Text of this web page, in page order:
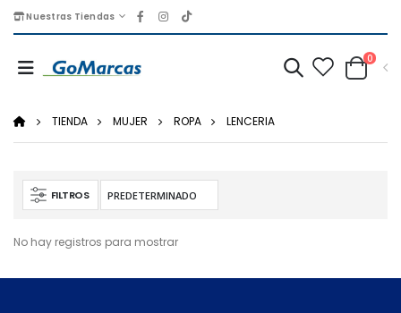
Nuestras Tiendas
0
TIENDA MUJER ROPA LENCERIA
FILTROS
No hay registros para mostrar